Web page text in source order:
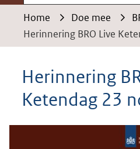
Home Doe mee
Herinnering BRO Live
Herinnering
Ketendag 23